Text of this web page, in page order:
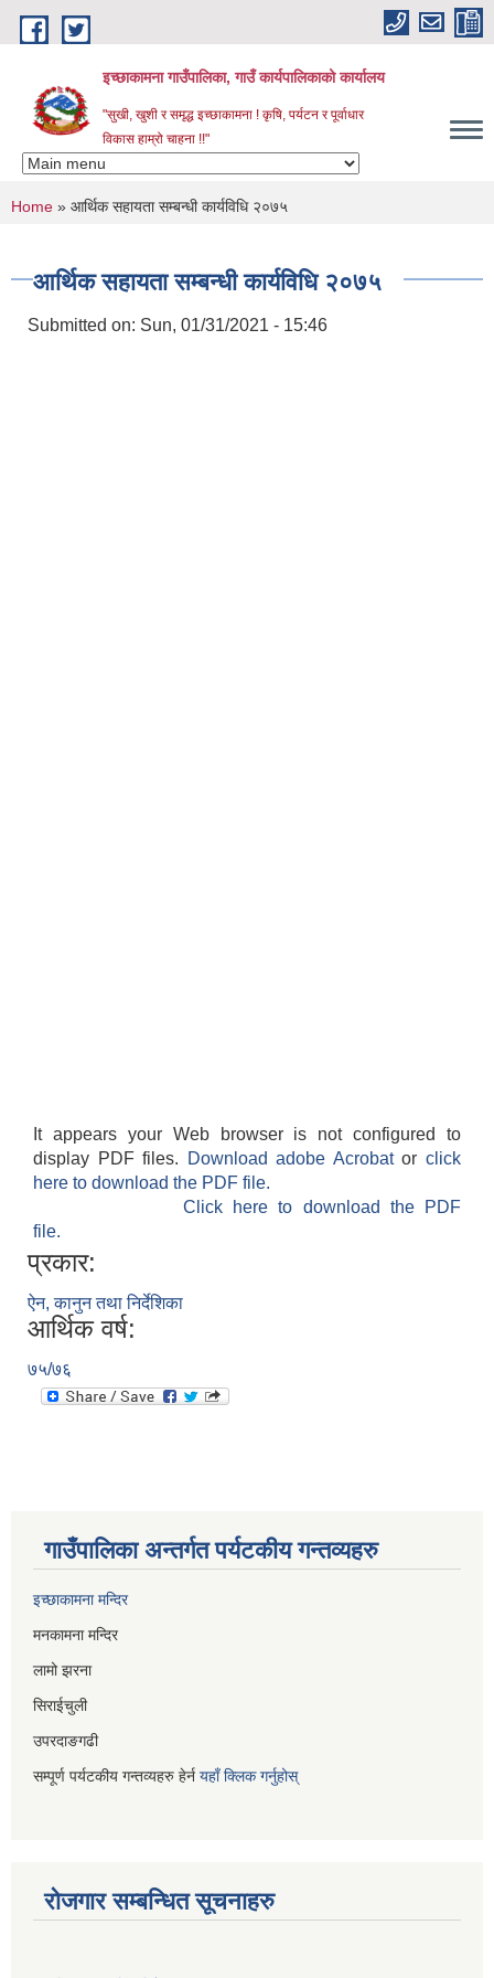
Skip to main content
इच्छाकामना गाउँपालिका, गाउँ कार्यपालिकाको कार्यालय
"सुखी, खुशी र समृद्ध इच्छाकामना ! कृषि, पर्यटन र पूर्वाधार
विकास हाम्रो चाहना !!"
You are here
Home » आर्थिक सहायता सम्बन्धी कार्यविधि २०७५
आर्थिक सहायता सम्बन्धी कार्यविधि २०७५
Submitted on: Sun, 01/31/2021 - 15:46
It appears your Web browser is not configured to
display PDF files.
Download adobe Acrobatorclick
here to download the PDF file.
Click here to download the PDF
file.
प्रकार:
ऐन, कानुन तथा निर्देशिका
आर्थिक वर्ष:
७५/७६
गाउँपालिका अन्तर्गत पर्यटकीय गन्तव्यहरु
इच्छाकामना मन्दिर
मनकामना मन्दिर
लामो झरना
सिराईचुली
उपरदाङगढी
सम्पूर्ण पर्यटकीय गन्तव्यहरु हेर्न यहाँ क्लिक गर्नुहोस्
रोजगार सम्बन्धित सूचनाहरु